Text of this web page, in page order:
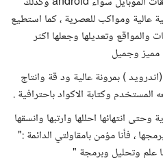
عالية ومواكب للعصرية ، كما استطيع
والمواقع وتعديلها وجعلها اكثر
مميز وجميل
) بمرونة عالية ود قة وانتاج
وكتابة الاكواد باحترافية .
انتهائها احللها وارتبها وانسقها
، فأنا مؤمن بامقاولتي الدائمة :"
علم وتحليل وبرمجة "